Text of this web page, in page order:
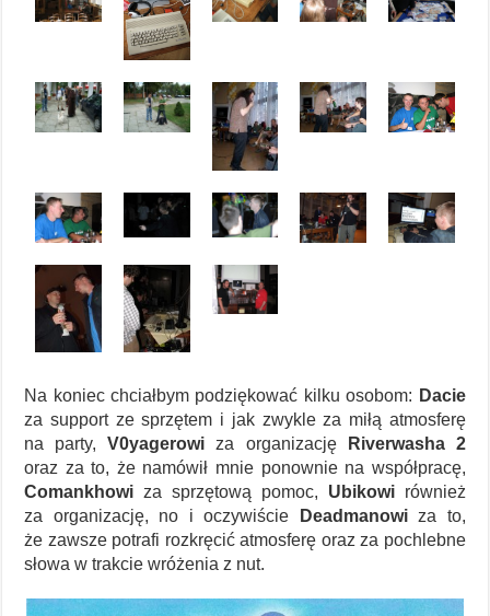
Na koniec chciałbym podziękować kilku osobom: Dacie
za support ze sprzętem i jak zwykle za miłą atmosferę
na party,V0yagerowi za organizację
Riverwasha 2
oraz za to, że namówił mnie ponownie na współpracę,
Comankhowi za sprzętową pomoc, Ubikowirównież
za organizację, no i oczywiście
Deadmanowiza to,
że zawsze potrafi rozkręcić atmosferę oraz za pochlebne
słowa w trakcie wróżenia z nut.